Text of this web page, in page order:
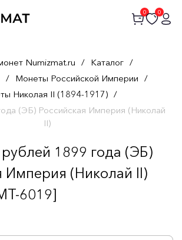
0 0
Numizmat.ru / Каталог /
/ Монеты Российской Империи /
Николая II (1894-1917) /
(ЭБ) Российская Империя (Николай
II)
1899 года (ЭБ)
Империя (Николай II)
6019]